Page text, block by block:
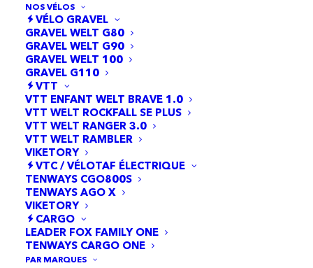
NOS VÉLOS
VÉLO GRAVEL
GRAVEL WELT G80
GRAVEL WELT G90
GRAVEL WELT 100
GRAVEL G110
VTT
VTT ENFANT WELT BRAVE 1.0
VTT WELT ROCKFALL SE PLUS
VTT WELT RANGER 3.0
VTT WELT RAMBLER
VIKETORY
VTC / VÉLOTAF ÉLECTRIQUE
TENWAYS CGO800S
TENWAYS AGO X
VIKETORY
CARGO
LEADER FOX FAMILY ONE
TENWAYS CARGO ONE
PAR MARQUES
Redéfinir la mobilité sécurisée
avec innovation et